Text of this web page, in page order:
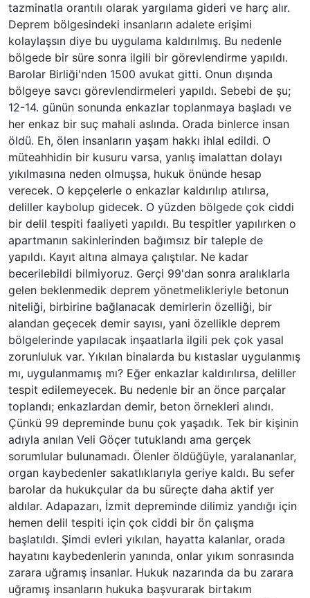
tazminatla orantılı olarak yargılama gideri ve harç alır.
Deprem bölgesindeki insanların adalete erişimi
kolaylaşsın diye bu uygulama kaldırılmış. Bu nedenle
bölgede bir süre sonra ilgili bir görevlendirme yapıldı.
Barolar Birliği'nden 1500 avukat gitti. Onun dışında
bölgeye savcı görevlendirmeleri yapıldı. Sebebi de şu;
12-14. günün sonunda enkazlar toplanmaya başladı ve
her enkaz bir suç mahali aslında. Orada binlerce insan
öldü. Eh, ölen insanların yaşam hakkı ihlal edildi. O
müteahhidin bir kusuru varsa, yanlış imalattan dolayı
yıkılmasına neden olmuşsa, hukuk önünde hesap
verecek. O kepçelerle o enkazlar kaldırılıp atılırsa,
deliller kaybolup gidecek. O yüzden bölgede çok ciddi
bir delil tespiti faaliyeti yapıldı. Bu tespitler yapılırken o
apartmanın sakinlerinden bağımsız bir taleple de
yapıldı. Kayıt altına almaya çalıştılar. Ne kadar
becerilebildi bilmiyoruz. Gerçi 99'dan sonra aralıklarla
gelen beklenmedik deprem yönetmelikleriyle betonun
niteliği, birbirine bağlanacak demirlerin özelliği, bir
alandan geçecek demir sayısı, yani özellikle deprem
bölgelerinde yapılacak inşaatlarla ilgili pek çok yasal
zorunluluk var. Yıkılan binalarda bu kıstaslar uygulanmış
mı, uygulanmamış mı? Eğer enkazlar kaldırılırsa, deliller
tespit edilemeyecek. Bu nedenle bir an önce parçalar
toplandı; enkazlardan demir, beton örnekleri alındı.
Çünkü 99 depreminde bunu çok yaşadık. Tek bir kişinin
adıyla anılan Veli Göçer tutuklandı ama gerçek
sorumlular bulunamadı. Ölenler öldüğüyle, yaralananlar,
organ kaybedenler sakatlıklarıyla geriye kaldı. Bu sefer
barolar da hukukçular da bu süreçte daha aktif yer
aldılar. Adapazarı, İzmit depreminde dilimiz yandığı için
hemen delil tespiti için çok ciddi bir ön çalışma
başlatıldı. Şimdi evleri yıkılan, hayatta kalanlar, orada
hayatını kaybedenlerin yanında, onlar yıkım sonrasında
zarara uğramış insanlar. Hukuk nazarında da bu zarara
uğramış insanların hukuka başvurarak birtakım